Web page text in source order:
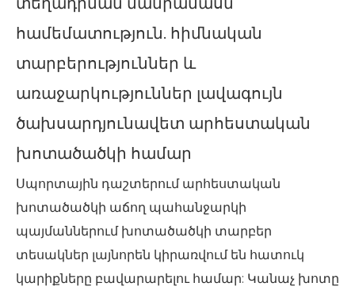
համեմատություն. հիմնական
տարբերություններ և
առաջարկություններ լավագույն
ծախսարդյունավետ արհեստական ​​
խոտածածկի համար
Սպորտային դաշտերում արհեստական ​​
խոտածածկի աճող պահանջարկի
պայմաններում խոտածածկի տարբեր
տեսակներ լայնորեն կիրառվում են հատուկ
կարիքները բավարարելու համար: Կանաչ խոտը